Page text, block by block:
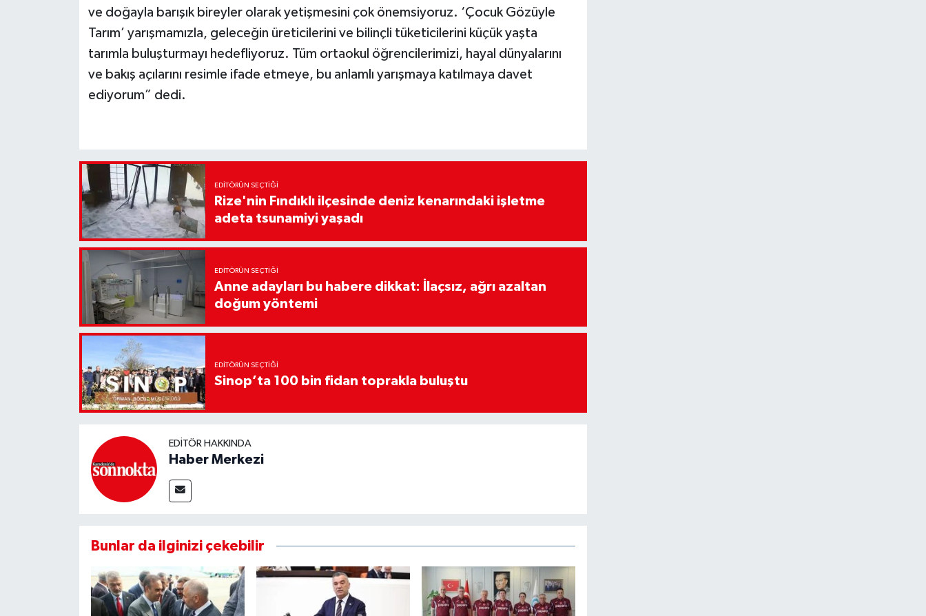
ve doğayla barışık bireyler olarak yetişmesini çok önemsiyoruz. ‘Çocuk Gözüyle
Tarım’ yarışmamızla, geleceğin üreticilerini ve bilinçli tüketicilerini küçük yaşta
tarımla buluşturmayı hedefliyoruz. Tüm ortaokul öğrencilerimizi, hayal dünyalarını
ve bakış açılarını resimle ifade etmeye, bu anlamlı yarışmaya katılmaya davet
ediyorum” dedi.
EDITÖRÜN SEÇTIĞI
Rize'nin Fındıklı ilçesinde deniz kenarındaki işletme
adeta tsunamiyi yaşadı
EDITÖRÜN SEÇTIĞI
Anne adayları bu habere dikkat: İlaçsız, ağrı azaltan
doğum yöntemi
EDITÖRÜN SEÇTIĞI
Sinop’ta 100 bin fidan toprakla buluştu
EDITÖR HAKKINDA
Haber Merkezi
Bunlar da ilginizi çekebilir